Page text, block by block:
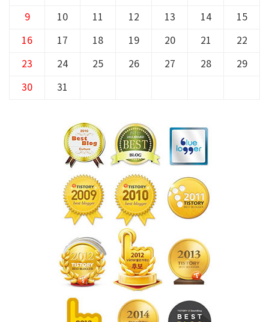
9 10 11 12 13 14 15
16 17 18 19 20 21 22
23 24 25 26 27 28 29
30 31